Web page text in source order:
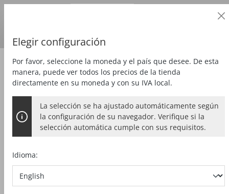
Taladrar y atornillar Estación de taladro
Elegir configuración
Por favor, seleccione la moneda y el país que desee. De esta
manera, puede ver todos los precios de la tienda
directamente en su moneda y con su IVA local.
La selección se ha ajustado automáticamente según
la configuración de su navegador. Verifique si la
selección automática cumple con sus requisitos.
Idioma: